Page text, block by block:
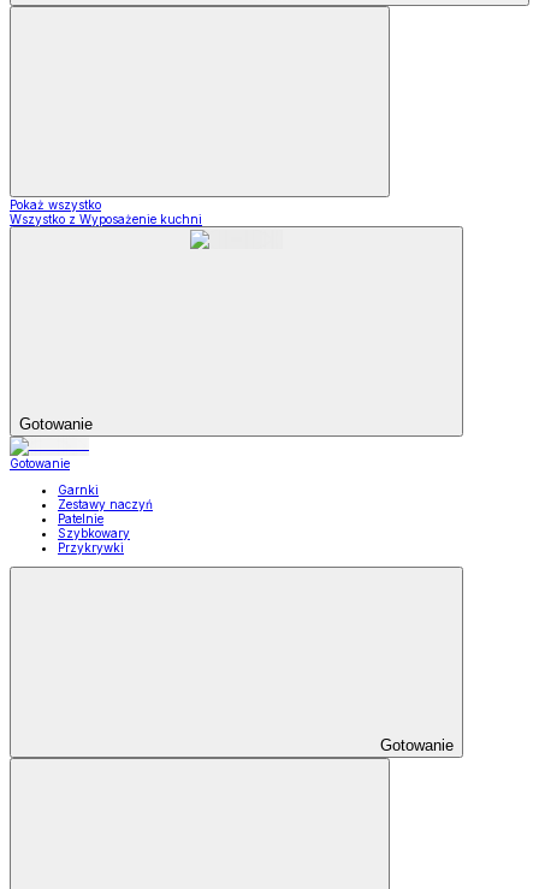
Pokaż wszystko
Wszystko z Wyposażenie kuchni
Gotowanie
Gotowanie
Garnki
Zestawy naczyń
Patelnie
Szybkowary
Przykrywki
Gotowanie